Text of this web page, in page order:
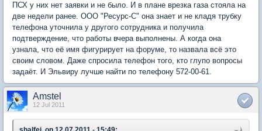
ПСХ у них нет заявки и не было. И в плане врезка газа стояла на
две недели ранее. ООО "Ресурс-С" она знает и не кладя трубку
телефона уточнила у другого сотрудника и получила
подтверждение, что работы вчера выполнены. А когда она
узнала, что её имя фигурирует на форуме, то назвала всё это
своим словом. Даже спросила телефон того, кто глупо вопросы
задаёт. И Эльвиру лучше найти по телефону 572-00-61.
Amstel
12 Jul 2011